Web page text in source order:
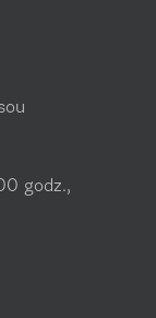
godz.,